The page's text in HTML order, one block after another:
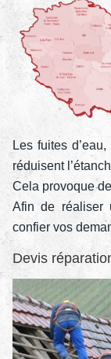
Les fuites
réduisent
Cela provoque
Afin de réaliser
confier vos
Devis